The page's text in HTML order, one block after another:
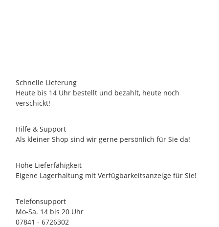
Schnelle Lieferung
Heute bis 14 Uhr bestellt und bezahlt, heute noch
verschickt!
Hilfe & Support
Als kleiner Shop sind wir gerne persönlich für Sie da!
Hohe Lieferfähigkeit
Eigene Lagerhaltung mit Verfügbarkeitsanzeige für Sie!
Telefonsupport
Mo-Sa. 14 bis 20 Uhr
07841 - 6726302